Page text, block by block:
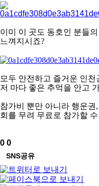
이미 이 곳도 동호인 분들
느껴지시죠?
모두 안전하고 즐거운 인
저 마다 좋은 추억을 안고
참가비 뿐만 아니라 행운권
회를 무려 무료로 참가할
추
천
0 비
추
천
0
SNS공유